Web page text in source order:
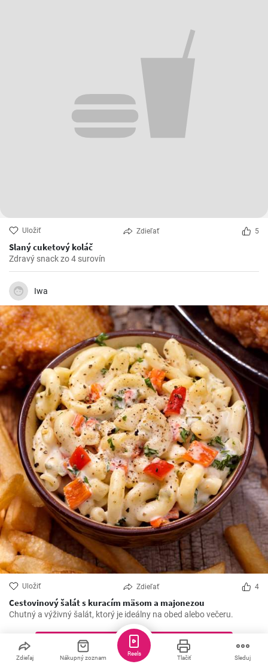
Uložiť Zdieľať 5
Slaný cuketový koláč
Zdravý snack zo 4 surovín
Iwa
Uložiť Zdieľať 4
Cestovinový šalát s kuracím mäsom a majonezou
Chutný a výživný šalát, ktorý je ideálny na obed alebo večeru.
Viac receptov
Zdieľaj Nákupný zoznam Tlačiť Sleduj
Reels